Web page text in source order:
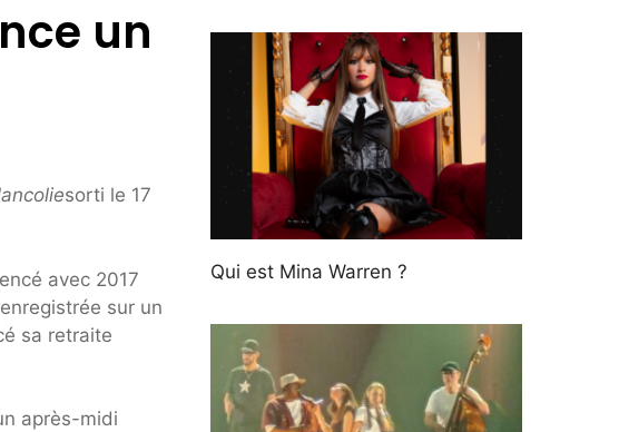
un
sorti le 17
avec 2017
sur un
sa retraite
après-midi
Qui est Mina Warren ?